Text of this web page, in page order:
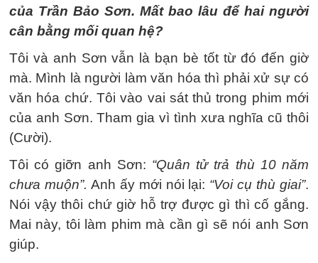
của Trần Bảo Sơn. Mất bao lâu để hai người
cân bằng mối quan hệ?
Tôi và anh Sơn vẫn là bạn bè tốt từ đó đến giờ
mà. Mình là người làm văn hóa thì phải xử sự có
văn hóa chứ. Tôi vào vai sát thủ trong phim mới
của anh Sơn. Tham gia vì tình xưa nghĩa cũ thôi
(Cười).
Tôi có giỡn anh Sơn: “Quân tử trả thù 10 năm
chưa muộn”. Anh ấy mới nói lại: “Voi cụ thù giai”.
Nói vậy thôi chứ giờ hỗ trợ được gì thì cố gắng.
Mai này, tôi làm phim mà cần gì sẽ nói anh Sơn
giúp.